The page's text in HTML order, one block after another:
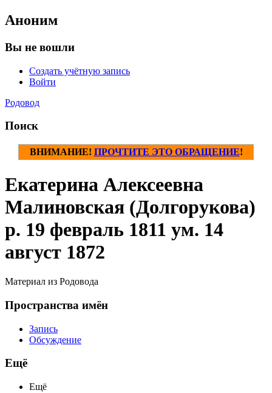
Аноним
Вы не вошли
Создать учётную запись
Войти
Родовод
Поиск
ВНИМАНИЕ! ПРОЧТИТЕ ЭТО ОБРАЩЕНИЕ!
Екатерина Алексеевна
Малиновская (Долгорукова)
р. 19 февраль 1811 ум. 14
август 1872
Материал из Родовода
Пространства имён
Запись
Обсуждение
Ещё
Ещё